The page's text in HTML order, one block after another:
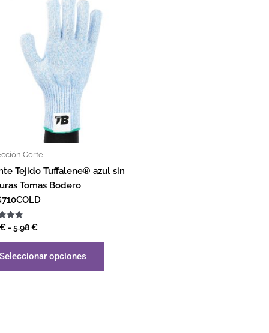
Corte
Tejido Tuffalene® azul sin
Tomas Bodero
€- 5,98€
Seleccionar opciones